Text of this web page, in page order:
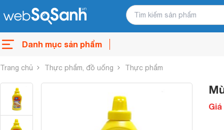
Danh mục sản phẩm
Trang chủ Thực phẩm, đồ uống Thực phẩm